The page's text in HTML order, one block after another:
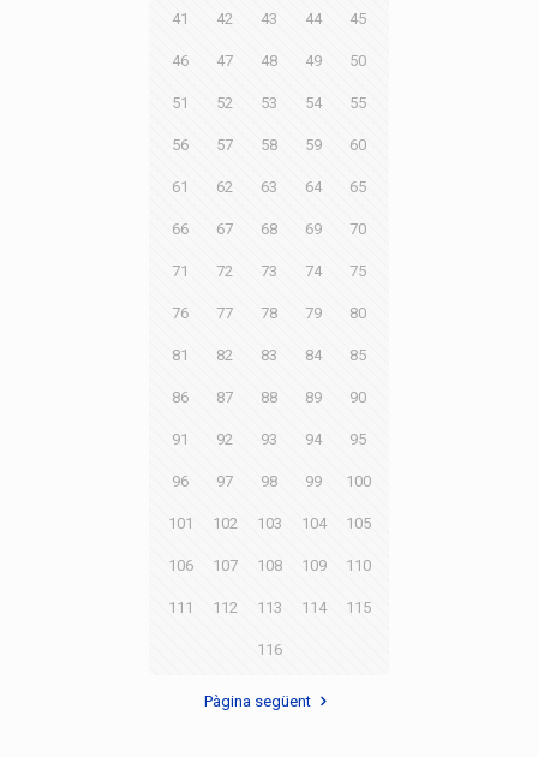
41 42 43 44 45
46 47 48 49 50
51 52 53 54 55
56 57 58 59 60
61 62 63 64 65
66 67 68 69 70
71 72 73 74 75
76 77 78 79 80
81 82 83 84 85
86 87 88 89 90
91 92 93 94 95
96 97 98 99 100
101 102 103 104 105
106 107 108 109 110
111 112 113 114 115
116
Pàgina següent